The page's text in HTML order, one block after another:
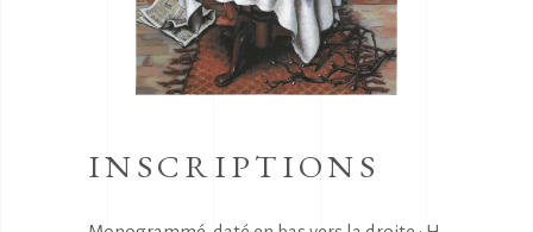
INSCRIPTIONS